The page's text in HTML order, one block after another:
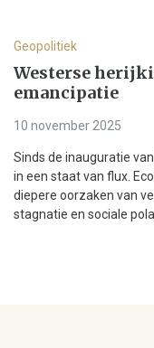
Geopolitiek
Westerse
emancipatie
10 november 2025
Sinds de inauguratie
in een staat van flux.
diepere oorzaken van
stagnatie en sociale